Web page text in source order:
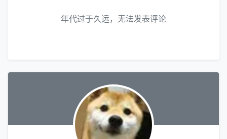
年代过于久远，无法发表评论